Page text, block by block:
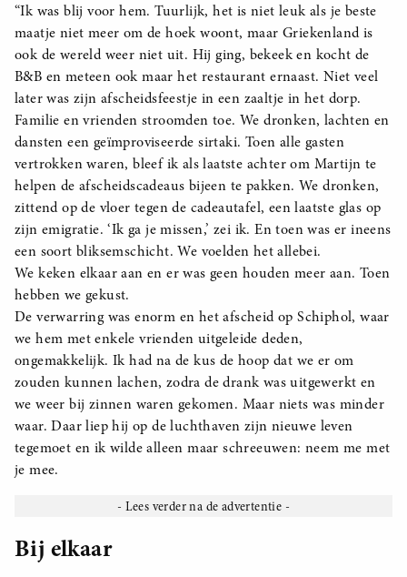
“Ik was blij voor hem. Tuurlijk, het is niet leuk als je beste
maatje niet meer om de hoek woont, maar Griekenland is
ook de wereld weer niet uit. Hij ging, bekeek en kocht de
B&B en meteen ook maar het restaurant ernaast. Niet veel
later was zijn afscheidsfeestje in een zaaltje in het dorp.
Familie en vrienden stroomden toe. We dronken, lachten en
dansten een geïmproviseerde sirtaki. Toen alle gasten
vertrokken waren, bleef ik als laatste achter om Martijn te
helpen de afscheidscadeaus bijeen te pakken. We dronken,
zittend op de vloer tegen de cadeautafel, een laatste glas op
zijn emigratie. ‘Ik ga je missen,’ zei ik. En toen was er ineens
een soort bliksemschicht. We voelden het allebei.
We keken elkaar aan en er was geen houden meer aan. Toen
hebben we gekust.
De verwarring was enorm en het afscheid op Schiphol, waar
we hem met enkele vrienden uitgeleide deden,
ongemakkelijk. Ik had na de kus de hoop dat we er om
zouden kunnen lachen, zodra de drank was uitgewerkt en
we weer bij zinnen waren gekomen. Maar niets was minder
waar. Daar liep hij op de luchthaven zijn nieuwe leven
tegemoet en ik wilde alleen maar schreeuwen: neem me met
je mee.
Bij elkaar